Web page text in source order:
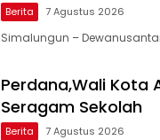
Berita 7 Agustus 2026
Simalungun –
Perdana,Wali Kota
Seragam Sekolah
Berita 7 Agustus 2026